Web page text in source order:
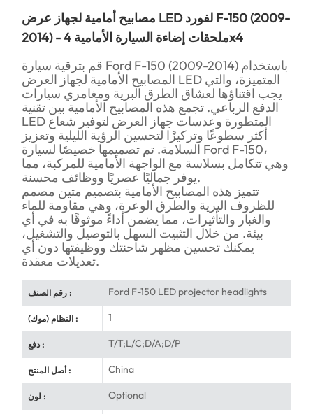
مصابيح أمامية لجهاز عرض LED لفورد F-150 (2009-
2014) - ملحقات إضاءة السيارة الأمامية 4x4
قم بترقية سيارة Ford F-150 (2009-2014) باستخدام
المصابيح الأمامية لجهاز العرض LED المتميزة، والتي
يجب اقتناؤها لعشاق الطرق البرية ومغامري سيارات
الدفع الرباعي. تجمع هذه المصابيح الأمامية بين تقنية
LED المتطورة وعدسات جهاز العرض لتوفير شعاع
أكثر سطوعًا وتركيزًا لتحسين الرؤية الليلية وتعزيز
السلامة. تم تصميمها خصيصًا لسيارة Ford F-150،
وهي تتكامل بسلاسة مع الواجهة الأمامية للمركبة، مما
يوفر جماليًا عصريًا ووظائف محسنة.
تتميز هذه المصابيح الأمامية بتصميم متين مصمم
للظروف البرية والطرق الوعرة، وهي مقاومة للماء
والغبار والتأثيرات، مما يضمن أداءً موثوقًا به في أي
بيئة. من خلال التثبيت السهل بالتوصيل والتشغيل،
يمكنك تحسين مظهر شاحنتك ووظيفتها دون أي
تعديلات معقدة.
رقم الصنف : Ford F-150 LED projector headlights
النظام (موك) : 1
دفع : T/T;L/C;D/A;D/P
أصل المنتج : China
لون : Optional